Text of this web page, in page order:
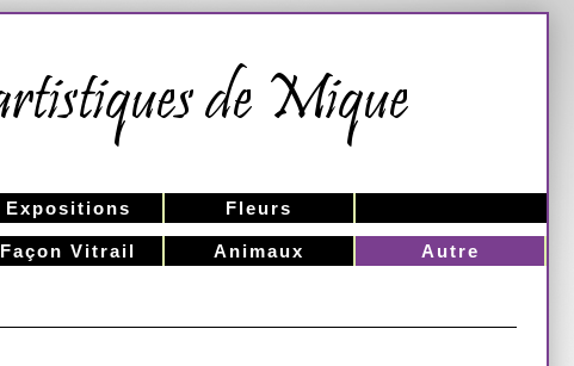
Expositions Fleurs
Façon Vitrail Animaux Autre